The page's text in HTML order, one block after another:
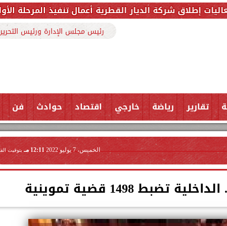
القطرية أعمال تنفيذ المرحلة الأولى من مشروع
رئيس مجلس الإدارة ورئيس التحرير
تقارير رياضة خارجي اقتصاد حوادث فن
الخميس، 7 يوليو 2022 12:11 مـ بتوقيت
1498 قضية تموينية